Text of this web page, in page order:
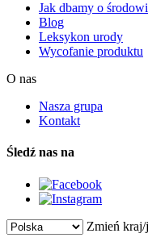
Jak dbamy o
Blog
Leksykon urody
Wycofanie produktu
O nas
Nasza grupa
Kontakt
Śledź nas na
Zmień